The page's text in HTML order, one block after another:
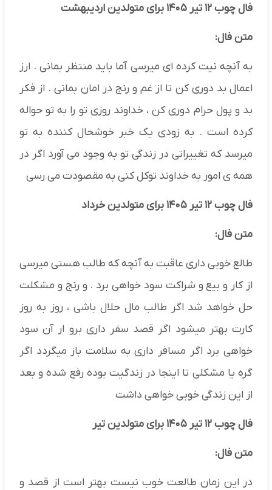
فال چوب ۱۲ تیر ۱۴۰۵ برای متولدین اردیبهشت
متن فال:
به آنچه نیت کرده ای میرسی آما باید منتظر بمانی . ارز
اعمال بد دوری کن تا از غم و رنج در امان بمانی . از فکر
بد و پول حرام دوری کن ، خداوند روزی تو را به تو حواله
کرده است . به زودی یک خبر خوشحال کننده به تو
میرسد که تغییراتی در زندگی تو به وجود می آورد اگر در
همه ی امور به خداوند توکل کنی به مقصودت می رسی
فال چوب ۱۲ تیر ۱۴۰۵ برای متولدین خرداد
متن فال:
طالع خوبی داری عاقبت به آنچه که طالب هستی میرسی
از کار و بیع و شراکت سود خواهی برد . و رنج و مشکلت
حل خواهد شد اگر طالب مال حلال باشی ، روز به روز
کارت بهتر میشود اگر قصد سفر داری برو ار آن سود
خواهی برد اگر مسافر داری به سلامت باز میگردد اگر
گره یا مشکلی تا اینجا در زندگیت بوده رفع شده و بعد
از این زندگی خوبی خواهی داشت
فال چوب ۱۲ تیر ۱۴۰۵ برای متولدین تیر
متن فال:
در این زمان طالعت خوب نیست بهتر است از قصد و